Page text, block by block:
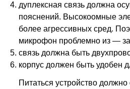
дуплексная связь должна
пояснений. Высокоомные
более агрессивных сред.
микрофон проблемно из — за
связь должна быть
корпус должен быть удобен
Питаться устройство